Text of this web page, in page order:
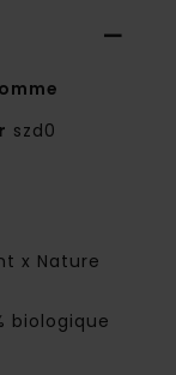
szd0
x Nature
biologique